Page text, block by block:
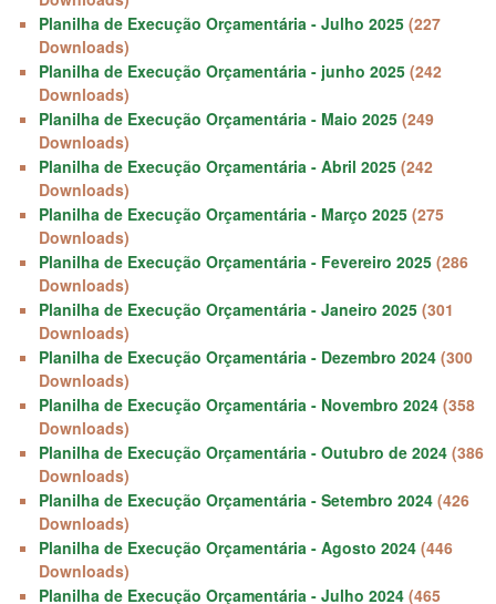
Planilha de Execução Orçamentária - Julho 2025 (227
Downloads)
Planilha de Execução Orçamentária - junho 2025 (242
Downloads)
Planilha de Execução Orçamentária - Maio 2025 (249
Downloads)
Planilha de Execução Orçamentária - Abril 2025 (242
Downloads)
Planilha de Execução Orçamentária - Março 2025 (275
Downloads)
Planilha de Execução Orçamentária - Fevereiro 2025 (286
Downloads)
Planilha de Execução Orçamentária - Janeiro 2025 (301
Downloads)
Planilha de Execução Orçamentária - Dezembro 2024 (300
Downloads)
Planilha de Execução Orçamentária - Novembro 2024 (358
Downloads)
Planilha de Execução Orçamentária - Outubro de 2024 (386
Downloads)
Planilha de Execução Orçamentária - Setembro 2024 (426
Downloads)
Planilha de Execução Orçamentária - Agosto 2024 (446
Downloads)
Planilha de Execução Orçamentária - Julho 2024 (465